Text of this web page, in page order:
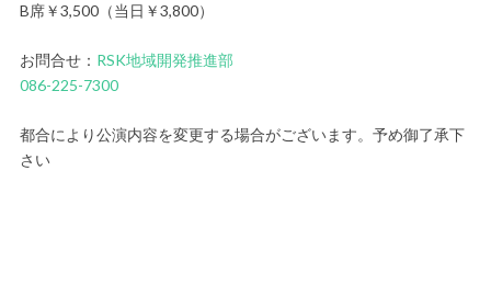
B席￥3,500（当日￥3,800）
お問合せ： RSK地域開発推進部
086-225-7300
都合により公演内容を変更する場合がございます。予め御了承下
さい